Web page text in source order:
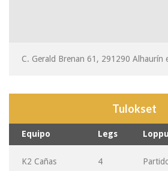
C. Gerald Brenan 61, 291290 Alhaurín
Tulokset
Equipo Legs
K2 Cañas 4